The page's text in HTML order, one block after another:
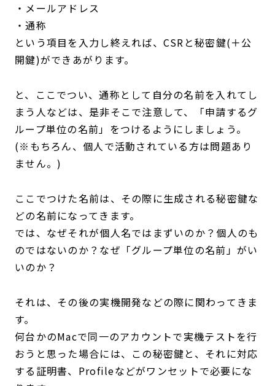
・メールアドレス
・通称
という項目を入力し終えれば、CSRと秘密鍵(＋公
開鍵)ができあがります。
と、ここでつい、通称として自分の名前を入れてし
まう人などは、是非そこで注意して、「申請するグ
ループ単位の名前」をつけるようにしましょう。
(※もちろん、個人で活動されている方は問題あり
ません。)
ここでつけた名前は、その際に生成される秘密鍵な
どの名前になってきます。
では、なぜそれが個人名ではまずいのか？個人のも
のではないのか？なぜ「グループ単位の名前」がい
いのか？
それは、その後の実機開発などの際に関わってきま
す。
何台かのMacで同一のアカウントで実機テストを行
おうと思った場合には、この秘密鍵と、それに対応
する証明書、Profileなどがワンセットで必要にな